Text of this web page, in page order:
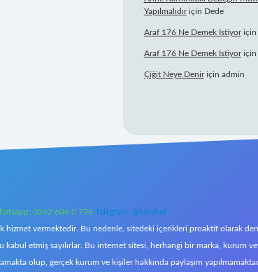
Yapılmalıdıriçin Dede
Araf 176 Ne Demek Istiyoriçin
Araf 176 Ne Demek Istiyoriçin
Çiğit Neye Deniriçin admin
0262 606 0 726 Telegram: @karabul
hizmet vermektedir. Bu nedenle, sitedeki içerikleri proaktif olarak
etmiş sayılırlar. Bu internet sitesi, herhangi bir marka, kurum
olup, gerçek kurum ve kişiler hakkında paylaşım